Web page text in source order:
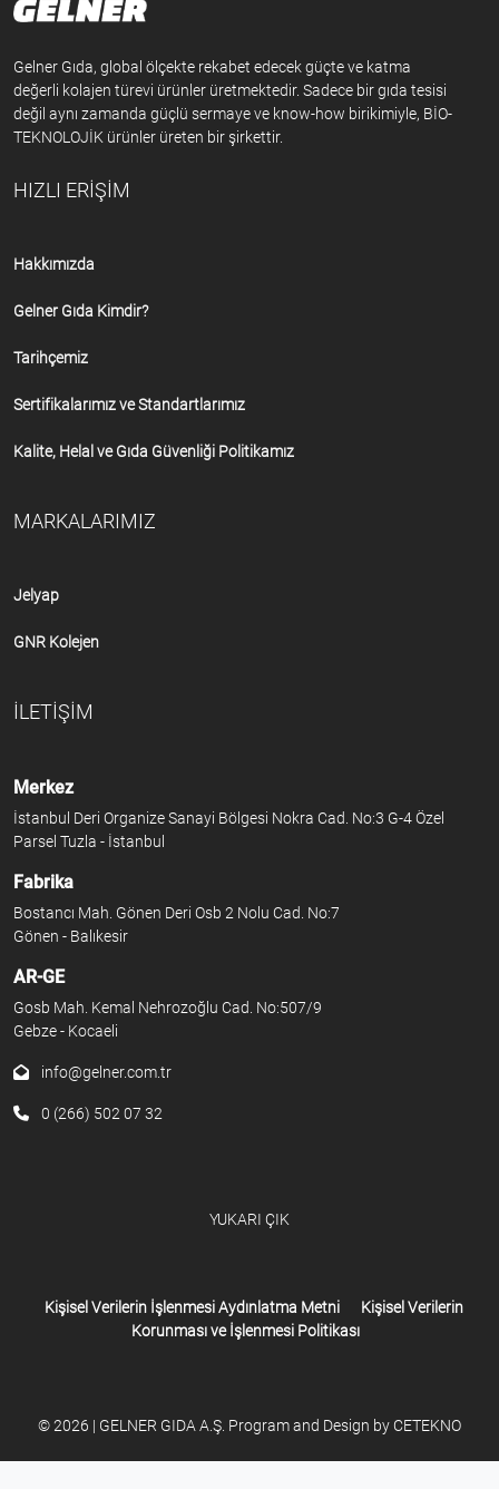
Gelner Gıda, global ölçekte rekabet edecek güçte ve katma
değerli kolajen türevi ürünler üretmektedir. Sadece bir gıda tesisi
değil aynı zamanda güçlü sermaye ve know-how birikimiyle, BİO-
TEKNOLOJİK ürünler üreten bir şirkettir.
HIZLI ERİŞİM
Hakkımızda
Gelner Gıda Kimdir?
Tarihçemiz
Sertifikalarımız ve Standartlarımız
Kalite, Helal ve Gıda Güvenliği Politikamız
MARKALARIMIZ
Jelyap
GNR Kolejen
İLETİŞİM
Merkez
İstanbul Deri Organize Sanayi Bölgesi Nokra Cad. No:3 G-4 Özel
Parsel Tuzla - İstanbul
Fabrika
Bostancı Mah. Gönen Deri Osb 2 Nolu Cad. No:7
Gönen - Balıkesir
AR-GE
Gosb Mah. Kemal Nehrozoğlu Cad. No:507/9
Gebze - Kocaeli
info@gelner.com.tr
0 (266) 502 07 32
YUKARI ÇIK
Kişisel Verilerin İşlenmesi Aydınlatma Metni
Kişisel Verilerin
Korunması ve İşlenmesi Politikası
© 2026 | GELNER GIDA A.Ş. Program and Design by CETEKNO